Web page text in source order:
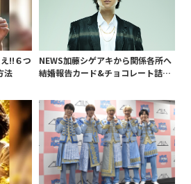
!!６つ
法
NEWS加藤シゲアキから関係各所へ
結婚報告カード&チョコレート詰め
も添えて